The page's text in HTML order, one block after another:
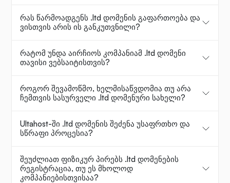
რას წარმოადგენს .ltd დომენის გაფართოება და
ვისთვის არის ის განკუთვნილი?
რატომ უნდა აირჩიოს კომპანიამ .ltd დომენი
თავისი ვებსაიტისთვის?
როგორ შევამოწმო, ხელმისაწვდომია თუ არა
ჩემთვის სასურველი .ltd დომენური სახელი?
Ultahost-ში .ltd დომენის შეძენა უსაფრთხო და
სწრაფი პროცესია?
შეუძლიათ ფიზიკურ პირებს .ltd დომენების
რეგისტრაცია, თუ ეს მხოლოდ
კომპანიებისთვისაა?